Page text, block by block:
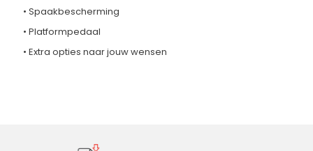
• Spaakbescherming
• Platformpedaal
• Extra opties naar jouw wensen